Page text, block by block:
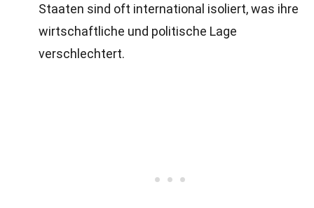
Staaten sind oft international isoliert, was ihre
wirtschaftliche und politische Lage
verschlechtert.